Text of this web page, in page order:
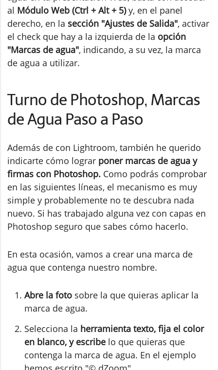
al Módulo Web (Ctrl + Alt + 5)y, en el panel
derecho, en la sección "Ajustes de Salida", activar
el check que hay a la izquierda de la opción
"Marcas de agua", indicando, a su vez, la marca
de agua a utilizar.
Turno de Photoshop, Marcas
de Agua Paso a Paso
Además de con Lightroom, también he querido
indicarte cómo lograr poner marcas de agua y
firmas con Photoshop. Como podrás comprobar
en las siguientes líneas, el mecanismo es muy
simple y probablemente no te descubra nada
nuevo. Si has trabajado alguna vez con capas en
Photoshop seguro que sabes cómo hacerlo.
En esta ocasión, vamos a crear una marca de
agua que contenga nuestro nombre.
Abre la foto sobre la que quieras aplicar la
marca de agua.
Selecciona la herramienta texto, fija el color
en blanco, y escribe lo que quieras que
contenga la marca de agua. En el ejemplo